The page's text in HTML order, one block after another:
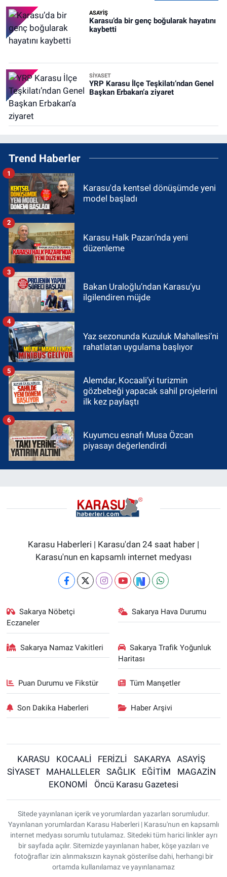
ASAYİŞ
Karasu’da bir genç boğularak hayatını
kaybetti
SİYASET
YRP Karasu İlçe Teşkilatı’ndan Genel
Başkan Erbakan’a ziyaret
Trend Haberler
Karasu'da kentsel dönüşümde yeni
model başladı
1
Karasu Halk Pazarı’nda yeni
düzenleme
2
Bakan Uraloğlu’ndan Karasu’yu
ilgilendiren müjde
3
Yaz sezonunda Kuzuluk Mahallesi’ni
rahatlatan uygulama başlıyor
4
Alemdar, Kocaali’yi turizmin
gözbebeği yapacak sahil projelerini
ilk kez paylaştı
5
Kuyumcu esnafı Musa Özcan
piyasayı değerlendirdi
6
Karasu Haberleri | Karasu'dan 24 saat haber |
Karasu'nun en kapsamlı internet medyası
Sakarya Nöbetçi
Eczaneler
Sakarya Hava Durumu
Sakarya Namaz Vakitleri
Sakarya Trafik Yoğunluk
Haritası
Puan Durumu ve Fikstür Tüm Manşetler
Son Dakika Haberleri Haber Arşivi
KARASU KOCAALİ FERİZLİ SAKARYA
ASAYİŞ
SİYASET
MAHALLELER SAĞLIK EĞİTİM
MAGAZİN
EKONOMİ
Öncü Karasu Gazetesi
Sitede yayınlanan içerik ve yorumlardan yazarları sorumludur.
Yayınlanan yorumlardan Karasu Haberleri | Karasu'nun en kapsamlı
internet medyası sorumlu tutulamaz. Sitedeki tüm harici linkler ayrı
bir sayfada açılır. Sitemizde yayınlanan haber, köşe yazıları ve
fotoğraflar izin alınmaksızın kaynak gösterilse dahi, herhangi bir
ortamda kullanılamaz ve yayınlanamaz